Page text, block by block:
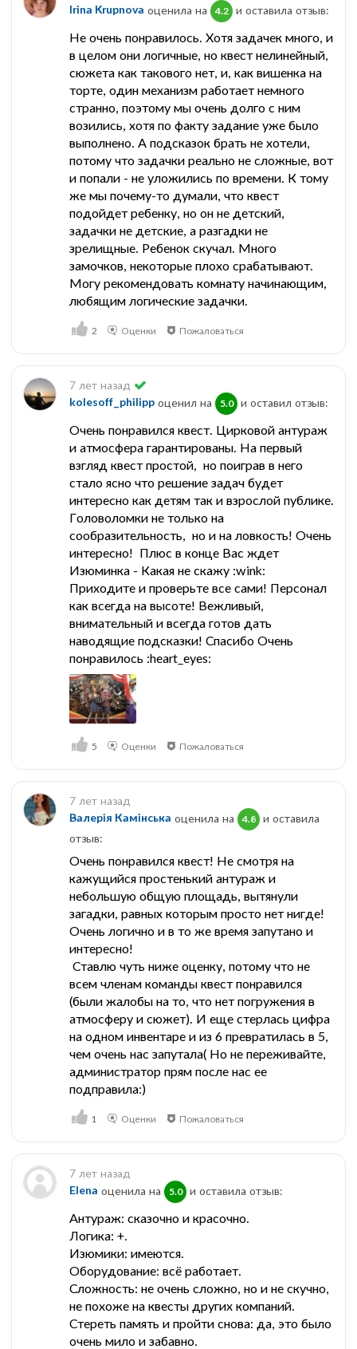
Irina Krupnova оценила на 4.2 и оставила отзыв:
Не очень понравилось. Хотя задачек много, и
в целом они логичные, но квест нелинейный,
сюжета как такового нет, и, как вишенка на
торте, один механизм работает немного
странно, поэтому мы очень долго с ним
возились, хотя по факту задание уже было
выполнено. А подсказок брать не хотели,
потому что задачки реально не сложные, вот
и попали - не уложились по времени. К тому
же мы почему-то думали, что квест
подойдет ребенку, но он не детский,
задачки не детские, а разгадки не
зрелищные. Ребенок скучал. Много
замочков, некоторые плохо срабатывают.
Могу рекомендовать комнату начинающим,
любящим логические задачки.
2 Оценки Пожаловаться
7 лет назад
kolesoff_philipp оценил на 5.0 и оставил отзыв:
Очень понравился квест. Цирковой антураж
и атмосфера гарантированы. На первый
взгляд квест простой, но поиграв в него
стало ясно что решение задач будет
интересно как детям так и взрослой публике.
Головоломки не только на
сообразительность, но и на ловкость! Очень
интересно! Плюс в конце Вас ждет
Изюминка - Какая не скажу :wink:
Приходите и проверьте все сами! Персонал
как всегда на высоте! Вежливый,
внимательный и всегда готов дать
наводящие подсказки! Спасибо Очень
понравилось :heart_eyes:
5 Оценки Пожаловаться
7 лет назад
Валерія Камінська оценила на 4.8
и оставила
отзыв:
Очень понравился квест! Не смотря на
кажущийся простенький антураж и
небольшую общую площадь, вытянули
загадки, равных которым просто нет нигде!
Очень логично и в то же время запутано и
интересно!
Ставлю чуть ниже оценку, потому что не
всем членам команды квест понравился
(были жалобы на то, что нет погружения в
атмосферу и сюжет). И еще стерлась цифра
на одном инвентаре и из 6 превратилась в 5,
чем очень нас запутала( Но не переживайте,
администратор прям после нас ее
подправила:)
1 Оценки Пожаловаться
7 лет назад
Elena оценила на 5.0 и оставила отзыв:
Антураж: сказочно и красочно.
Логика: +.
Изюмики: имеются.
Оборудование: всё работает.
Сложность: не очень сложно, но и не скучно,
не похоже на квесты других компаний.
Стереть память и пройти снова: да, это было
очень мило и забавно.